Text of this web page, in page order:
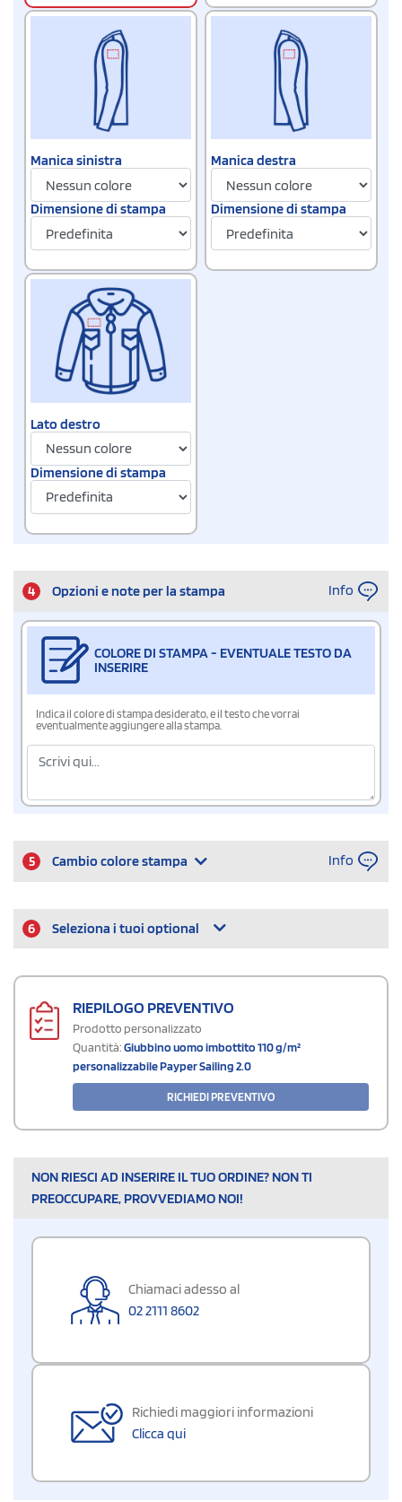
Manica sinistra
Dimensione di stampa
Manica destra
Dimensione di stampa
Lato destro
Dimensione di stampa
4 Opzioni e note per la stampa Info
COLORE DI STAMPA - EVENTUALE TESTO DA
INSERIRE
Indica il colore di stampa desiderato, e il testo che vorrai
eventualmente aggiungere alla stampa.
5 Cambio colore stampa Info
6 Seleziona i tuoi optional
RIEPILOGO PREVENTIVO
Prodotto personalizzato
Quantità:Giubbino uomo imbottito 110 g/m²
personalizzabile Payper Sailing 2.0
RICHIEDI PREVENTIVO
NON RIESCI AD INSERIRE IL TUO ORDINE? NON TI
PREOCCUPARE, PROVVEDIAMO NOI!
Chiamaci adesso al
02 2111 8602
Richiedi maggiori informazioni
Clicca qui